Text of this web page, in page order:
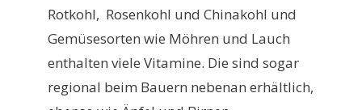
Rotkohl, Rosenkohl und Chinakohl und
Gemüsesorten wie Möhren und Lauch
enthalten viele Vitamine. Die sind sogar
regional beim Bauern nebenan erhältlich,